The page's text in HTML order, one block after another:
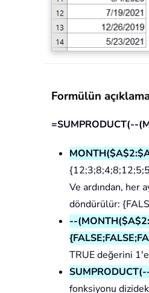
Formülün
=SUMPRODUCT(--
Ve ardından, her
döndürülür:
--
TRUE değerini
fonksiyonu